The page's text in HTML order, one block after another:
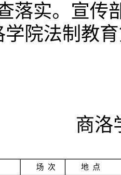
落实。宣
学院法制教
商洛
场 次
地 点